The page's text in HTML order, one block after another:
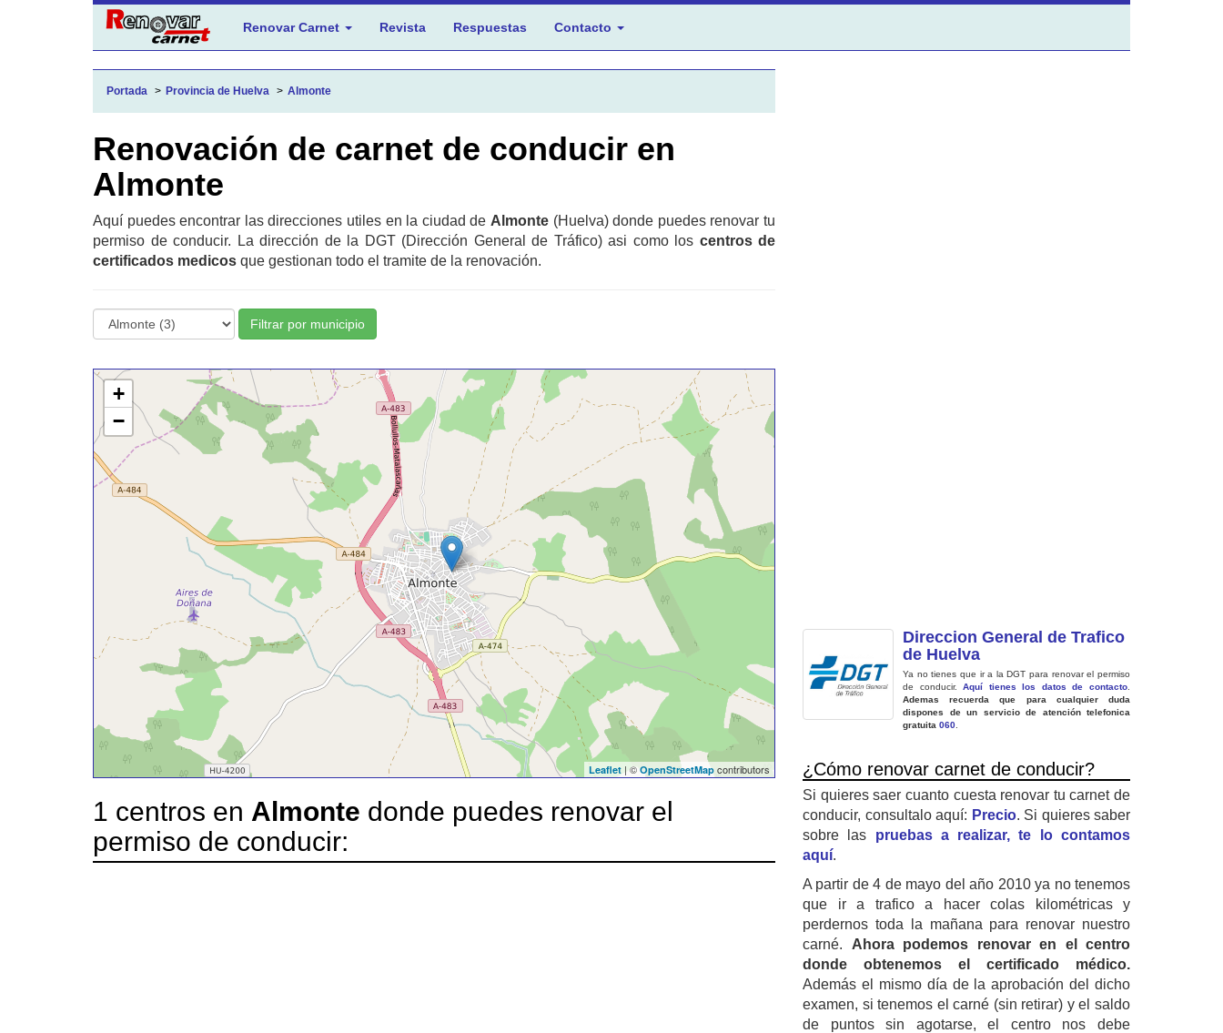
Renovar Carnet Revista Respuestas Contacto
Portada Provincia de Huelva Almonte
Renovación de carnet de conducir en
Almonte
Aquí puedes encontrar las direcciones utiles en la ciudad de Almonte (Huelva) donde puedes renovar tu
permiso de conducir. La dirección de la DGT (Dirección General de Tráfico) asi como los centros de
certificados medicos que gestionan todo el tramite de la renovación.
Filtrar por municipio
+
−
Leaflet | © OpenStreetMap contributors
1 centros en Almonte donde puedes renovar el
permiso de conducir:
Direccion General de Trafico
de Huelva
Ya no tienes que ir a la DGT para renovar el permiso
de conducir.Aquí tienes los datos de contacto
Ademas recuerda que para cualquier duda
dispones de un servicio de atención telefonica
gratuita 060
¿Cómo renovar carnet de conducir?
Si quieres saer cuanto cuesta renovar tu carnet de
conducir, consultalo aquí: Precio. Si quieres saber
sobre las pruebas a realizar, te lo contamos
aquí.
A partir de 4 de mayo del año 2010 ya no tenemos
que ir a trafico a hacer colas kilométricas y
perdernos toda la mañana para renovar nuestro
carné. Ahora podemos renovar en el centro
donde obtenemos el certificado médico.
Además el mismo día de la aprobación del dicho
examen, si tenemos el carné (sin retirar) y el saldo
de puntos sin agotarse, el centro nos debe